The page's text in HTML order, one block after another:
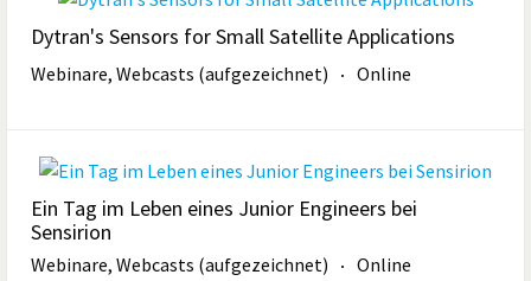
Dytran's Sensors for Small Satellite Applications
Webinare, Webcasts (aufgezeichnet) Online
Ein Tag im Leben eines Junior Engineers bei
Sensirion
Webinare, Webcasts (aufgezeichnet) Online